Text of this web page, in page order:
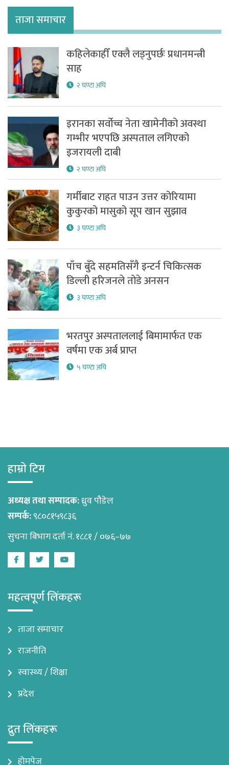
ताजा समाचार
कहिलेकाहीँ एक्लै लड्नुपर्छः प्रधानमन्त्री
साह
२ घण्टा अघि
इरानका सर्वोच्च नेता खामेनीको अवस्था
गम्भीर भएपछि अस्पताल लगिएको
इजरायली दाबी
२ घण्टा अघि
गर्मीबाट राहत पाउन उत्तर कोरियामा
कुकुरको मासुको सूप खान सुझाव
३ घण्टा अघि
पाँच बुँदे सहमतिसँगै इन्टर्न चिकित्सक
डिल्ली हरिजनले तोडे अनसन
३ घण्टा अघि
भरतपुर अस्पताललाई बिमामार्फत एक
वर्षमा एक अर्ब प्राप्त
५ घण्टा अघि
हाम्रो टिम
अध्यक्ष तथा सम्पादक:ध्रुव पौडेल
सम्पर्क:९८०८१५९८३६
सुचना बिभाग दर्ता नं. १८८१ / ०७६–७७
FacebookTwitterYoutube
महत्वपूर्ण लिंकहरू
ताजा समाचार
राजनीति
स्वास्थ्य / शिक्षा
प्रदेश
द्रुत लिंकहरू
होमपेज